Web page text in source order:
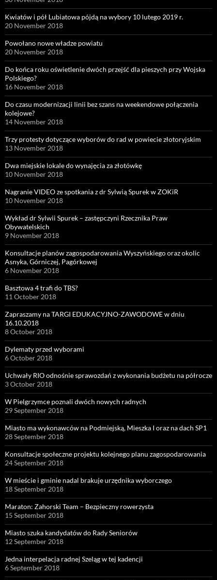
Kwiatów i pół Lubiatowa pójdą na wybory 10 lutego 2019 r.
20 November 2018
Powołano nowe władze powiatu
20 November 2018
Do końca roku oświetlenie dwóch przejść dla pieszych przy Wojska
Polskiego?
16 November 2018
Do czasu modernizacji linii bez szans na weekendowe połączenia
kolejowe?
14 November 2018
Trzy protesty dotyczące wyborów do rad w powiecie złotoryjskim
13 November 2018
Dwa miejskie lokale do wynajęcia za złotówkę
10 November 2018
Nagranie VIDEO ze spotkania z dr Sylwią Spurek w ZOKiR
10 November 2018
Wykład dr Sylwii Spurek – zastępczyni Rzecznika Praw
Obywatelskich
9 November 2018
Konsultacje planów zagospodarowania Wyszyńskiego oraz okolic
Asnyka, Górniczej, Pagórkowej
6 November 2018
Basztowa 4 trafi do TBS?
11 October 2018
Zapraszamy na TARGI EDUKACYJNO-ZAWODOWE w dniu
16.10.2018
8 October 2018
Dylematy przed wyborami
6 October 2018
Uchwały RIO odnośnie sprawozdań z wykonania budżetu na półrocze
3 October 2018
W Pielgrzymce poznali dwóch nowych radnych
29 September 2018
Miasto ma wykonawców na Podmiejską, Mieszka I oraz na dach SP1
28 September 2018
Konsultacje społeczne projektu kolejnego planu zagospodarowania
24 September 2018
W mieście i gminie nadal brakuje urzędnika wyborczego
18 September 2018
Maraton: Zahorski Team – Bezpieczny rowerzysta
15 September 2018
Miasto szuka kandydatów do Rady Seniorów
12 September 2018
Jedna interpelacja radnej Szeląg w tej kadencji
6 September 2018